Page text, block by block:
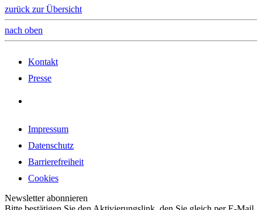
zurück zur Übersicht
nach oben
Kontakt
Presse
Impressum
Datenschutz
Barrierefreiheit
Cookies
Newsletter abonnieren